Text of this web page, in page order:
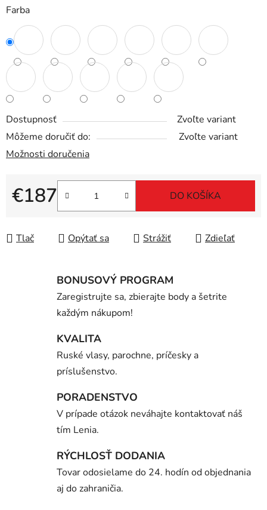
Farba
Dostupnosť
Zvoľte variant
Môžeme doručiť do:
Zvoľte variant
Možnosti doručenia
€187
Jednotková cena:
DO KOŠÍKA
Tlač Opýtať sa Strážiť Zdieľať
BONUSOVÝ PROGRAM
Zaregistrujte sa, zbierajte body a šetrite
každým nákupom!
KVALITA
Ruské vlasy, parochne, príčesky a
príslušenstvo.
PORADENSTVO
V prípade otázok neváhajte kontaktovať náš
tím Lenia.
RÝCHLOSŤ DODANIA
Tovar odosielame do 24. hodín od objednania
aj do zahraničia.